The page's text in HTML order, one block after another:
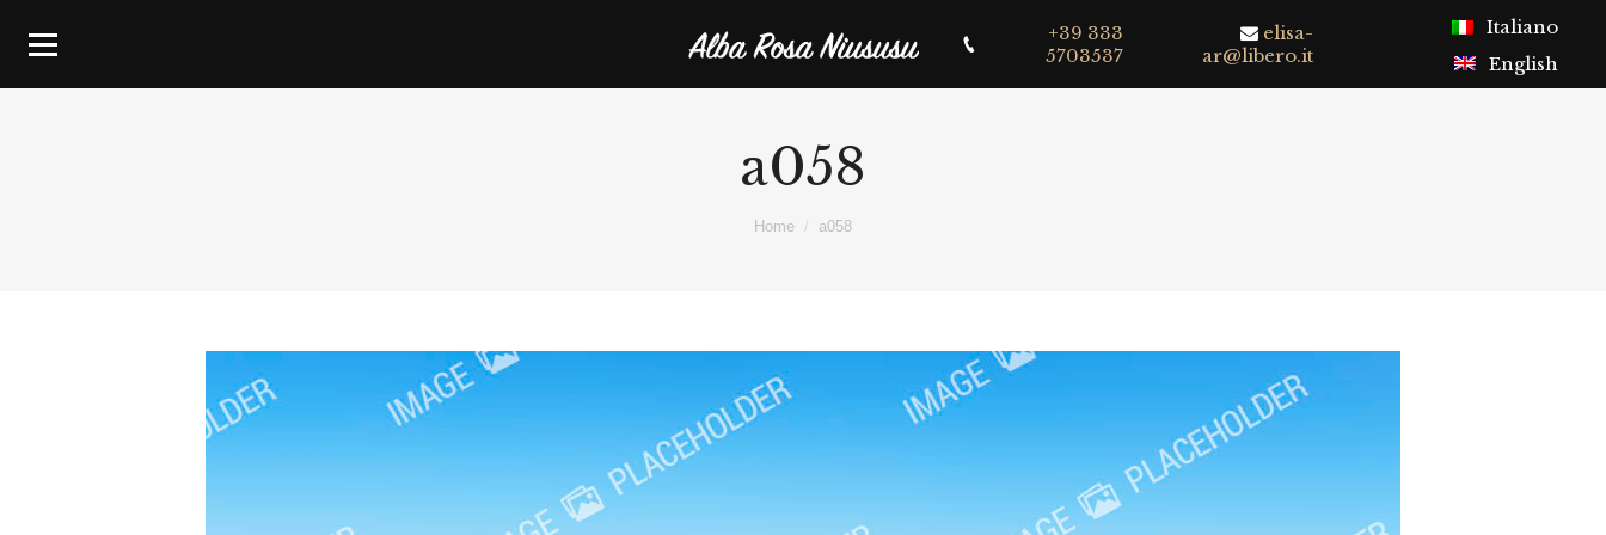
+39 333
5703537
elisa-
ar@libero.it
Italiano
English
a058
Home a058